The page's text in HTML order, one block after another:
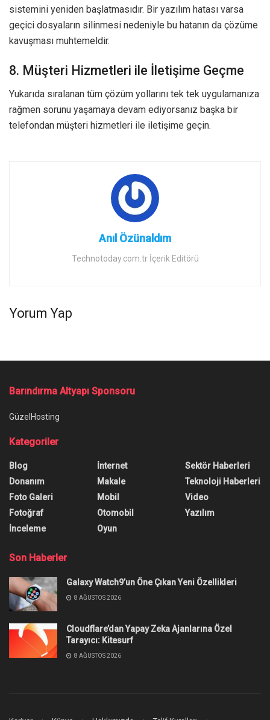
sistemini yeniden başlatmasıdır. Bir yazılım hatası varsa
geçici dosyaların silinmesi nedeniyle bu hatanın da çözüme
kavuşması muhtemeldir.
8. Müşteri Hizmetleri ile İletişime Geçme
Yukarıda sıralanan tüm çözüm yollarını tek tek uygulamanıza
rağmen sorunu yaşamaya devam ediyorsanız başka bir
telefondan müşteri hizmetleri ile iletişime geçin.
Anıl Özünaldım
Technotoday.com.tr İçerik Editörü
Yorum Yap
Instagram Giriş Yapmadan Kişi
Arama
Instagram giriş yapmadan kişi arama işleminin
nasıl gerçekleştirileceğini mi merak ediyorsunuz?
Bu yöntemlerden birini deneyin.
Yazar: Anıl Özünaldım